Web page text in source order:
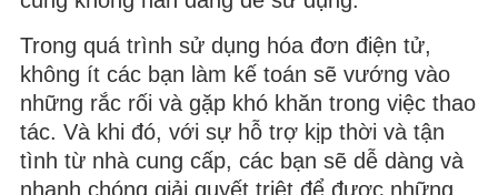
Trong quá trình sử dụng hóa đơn điện tử,
không ít các bạn làm kế toán sẽ vướng vào
những rắc rối và gặp khó khăn trong việc thao
tác. Và khi đó, với sự hỗ trợ kịp thời và tận
tình từ nhà cung cấp, các bạn sẽ dễ dàng và
nhanh chóng giải quyết triệt để được những